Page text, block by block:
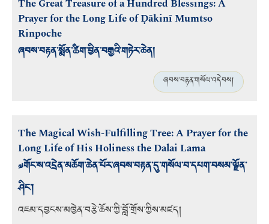
The Great Treasure of a Hundred Blessings: A
Prayer for the Long Life of Ḍākinī Mumtso
Rinpoche
ཞབས་བརྟན་སྨོན་ཚིག་བྱིན་བརྒྱའི་གཏེར་ཆེན།
ཞབས་བརྟན་གསོལ་འདེབས།
The Magical Wish-Fulfilling Tree: A Prayer for the
Long Life of His Holiness the Dalai Lama
༧གོང་ས་འདྲེན་མཆོག་ཆེན་པོར་ཞབས་བརྟན་དུ་གསོལ་བ་དཔག་བསམ་ལྗོན་
ཤིང་།
འཇམ་དབྱངས་མཁྱེན་བརྩེ་ཆོས་ཀྱི་བློ་གྲོས་ཀྱིས་མཛད།